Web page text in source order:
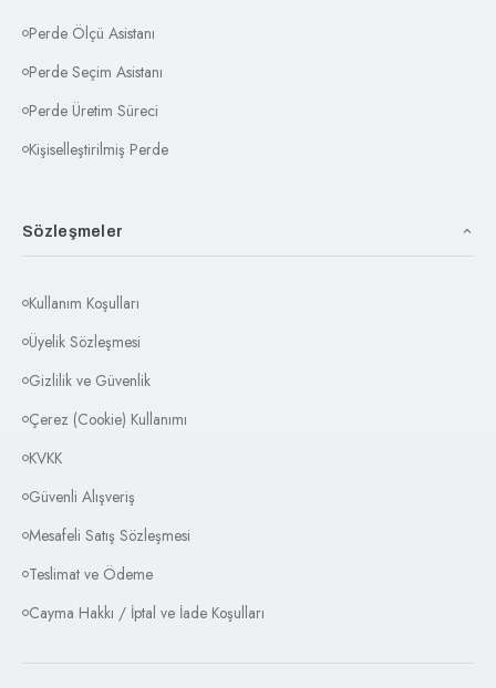
Perde Ölçü Asistanı
Perde Seçim Asistanı
Perde Üretim Süreci
Kişiselleştirilmiş Perde
Sözleşmeler
Kullanım Koşulları
Üyelik Sözleşmesi
Gizlilik ve Güvenlik
Çerez (Cookie) Kullanımı
KVKK
Güvenli Alışveriş
Mesafeli Satış Sözleşmesi
Teslimat ve Ödeme
Cayma Hakkı / İptal ve İade Koşulları